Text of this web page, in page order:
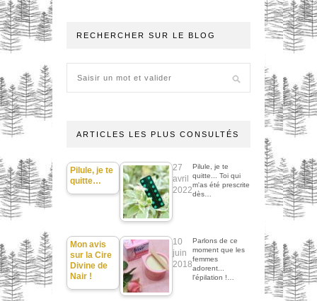
RECHERCHER SUR LE BLOG
ARTICLES LES PLUS CONSULTÉS
Pilule, je te
quitte…
27
avril
2022
Pilule, je te
quitte... Toi qui
m'as été prescrite
dès…
Mon avis
sur la Cire
Divine de
Nair !
10
juin
2018
Parlons de ce
moment que les
femmes
adorent...
l'épilation !…